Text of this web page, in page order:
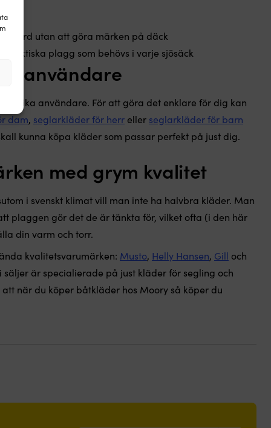
utan att göra märken på däck
praktiska plagg som behövs i varje sjösäck
användare
olika användare. För att göra det enklare för dig kan
dam, seglarkläder för herr eller seglarkläder för barn
kunna köpa kläder som passar perfekt på just dig.
med grym kvalitet
i svenskt klimat vill man inte ha halvbra kläder. Man
plaggen gör det de är tänkta för, vilket ofta (i den här
din varm och torr.
kvalitetsvarumärken: Musto, Helly Hansen, Gill och
är specialierade på just kläder för segling och
när du köper båtkläder hos Moory så köper du